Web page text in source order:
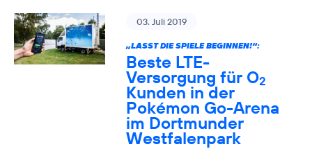
03. Juli 2019
„LASST DIE SPIELE BEGINNEN!“:
Beste LTE-
Versorgung für O2
Kunden in der
Pokémon Go-Arena
im Dortmunder
Westfalenpark